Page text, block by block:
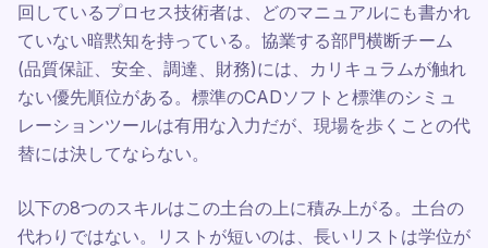
回しているプロセス技術者は、どのマニュアルにも書かれ
ていない暗黙知を持っている。協業する部門横断チーム
(品質保証、安全、調達、財務)には、カリキュラムが触れ
ない優先順位がある。標準のCADソフトと標準のシミュ
レーションツールは有用な入力だが、現場を歩くことの代
替には決してならない。
以下の8つのスキルはこの土台の上に積み上がる。土台の
代わりではない。リストが短いのは、長いリストは学位が